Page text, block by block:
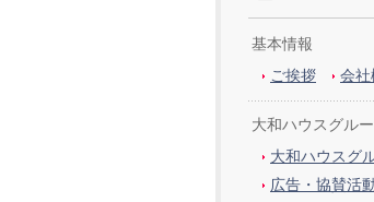
基本情報
ご挨拶
会社
大和ハウスグル
大和ハウスグ
広告・協賛活